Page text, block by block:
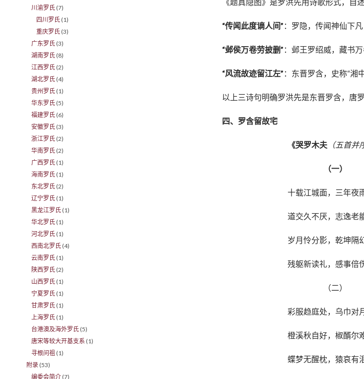
“传闻此度谪人间” ：罗隐，传闻神仙下凡
“邺侯万卷劳披删” ：邺王罗绍威，藏书万
“风流故迹留江左” ：东晋罗含，史称“湘
以上三诗句明确罗洪先是东晋罗含，唐
四、 罗含留故宅
《哭罗木夫 （五首并
（一）
十载江城面，三年夜
道交久不厌，志逸老
岁月怜分影，乾坤隔
残躯新读礼，感事倍
（二）
彩服趋庭处，乌巾对
橙溪秋自好，椒醑尔
蝶梦无醒枕，猿哀有
川渝罗氏 (7)
四川罗氏 (1)
重庆罗氏 (3)
广东罗氏 (3)
湖南罗氏 (8)
江西罗氏 (2)
湖北罗氏 (4)
贵州罗氏 (1)
华东罗氏 (5)
福建罗氏 (6)
安徽罗氏 (3)
浙江罗氏 (2)
华南罗氏 (2)
广西罗氏 (1)
海南罗氏 (1)
东北罗氏 (2)
辽宁罗氏 (1)
黑龙江罗氏 (1)
华北罗氏 (1)
河北罗氏 (1)
西南北罗氏 (4)
云南罗氏 (1)
陕西罗氏 (2)
山西罗氏 (1)
宁夏罗氏 (1)
甘肃罗氏 (1)
上海罗氏 (1)
台港澳及海外罗氏 (5)
唐宋等较大开基支系 (1)
寻根问祖 (1)
附录 (53)
编委会简介 (7)